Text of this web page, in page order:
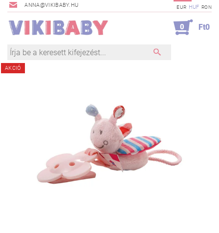
ANNA@VIKIBABY.HU EUR HUF RON
0 Ft0
AKCIÓ